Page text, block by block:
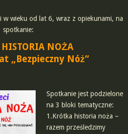
w wieku od lat 6, wraz z opiekunami, na
spotkanie:
HISTORIA NOŻA
„Bezpieczny Nóż”
Spotkanie jest podzielone
na 3 bloki tematyczne:
1.Krótka historia noża –
razem prześledzimy